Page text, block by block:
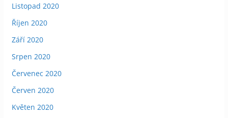
Listopad 2020
Říjen 2020
Září 2020
Srpen 2020
Červenec 2020
Červen 2020
Květen 2020